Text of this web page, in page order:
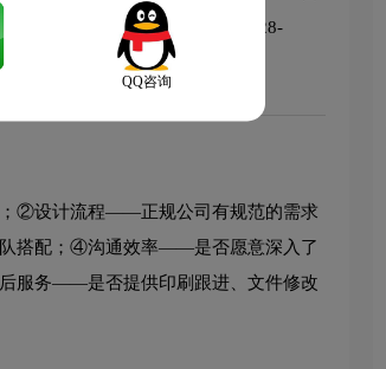
（一般封面250-300g，内页128-
②设计流程——正规公司有规范的需求
搭配；④沟通效率——是否愿意深入了
服务——是否提供印刷跟进、文件修改
QQ咨询